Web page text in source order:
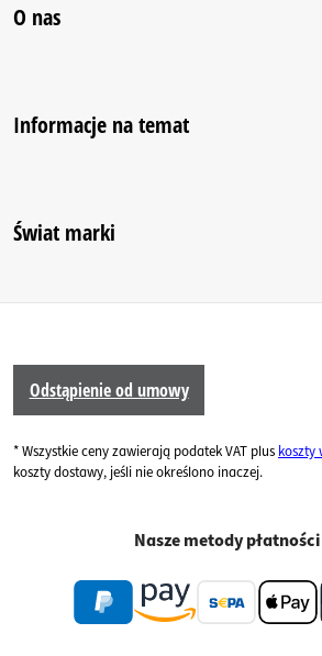
O nas
Informacje na temat
Świat marki
Odstąpienie od umowy
* Wszystkie ceny zawierają podatek VAT plus koszty
koszty dostawy, jeśli nie określono inaczej.
Nasze metody płatności